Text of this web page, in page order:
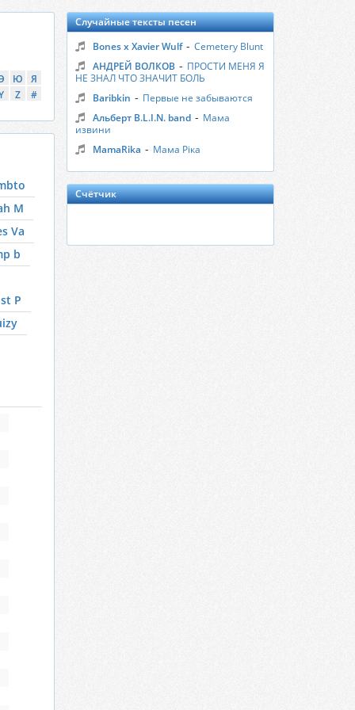
Ю
Я
Z #
M
Va
b
P
Случайные тексты песен
Bones x Xavier Wulf - Cemetery Blunt
АНДРЕЙ ВОЛКОВ - ПРОСТИ МЕНЯ Я
НЕ ЗНАЛ ЧТО ЗНАЧИТ БОЛЬ
Baribkin - Первые не забываются
Альберт B.L.I.N. band - Мама
извини
MamaRika - Мама Ріка
Счётчик